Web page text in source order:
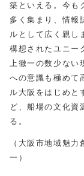
築といえる。今も
多く集まり、情報
ルとして広く親し
構想されたユニー
上徹一の数少ない
への意識も極めて
ル大阪をはじめと
ど、船場の文化資
る。
（大阪市地域魅
一）